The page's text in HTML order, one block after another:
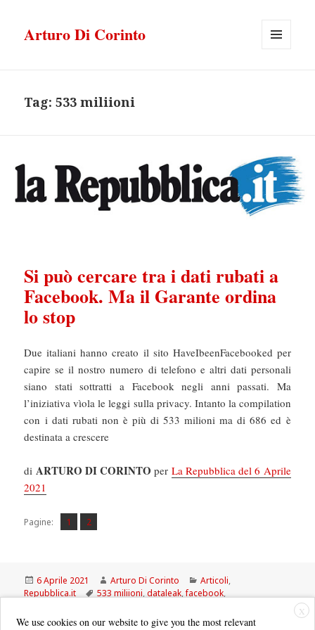
Arturo Di Corinto
Tag:533 miliioni
Si può cercare tra i dati rubati a
Facebook. Ma il Garante ordina
lo stop
Due italiani hanno creato il sito HaveIbeenFacebooked per
capire se il nostro numero di telefono e altri dati personali
siano stati sottratti a Facebook negli anni passati. Ma
l’iniziativa vìola le leggi sulla privacy. Intanto la compilation
con i dati rubati non è più di 533 milioni ma di 686 ed è
destinata a crescere
di ARTURO DI CORINTO per La Repubblica del 6 Aprile
2021
Pagine: Pagina
1 ,
Pagina
2
Scritto
il
6 Aprile 2021 Autore
Arturo Di Corinto Categorie
Articoli,
Repubblica.it
Tag
533 miliioni,dataleak,facebook,
X
We use cookies on our website to give you the most relevant